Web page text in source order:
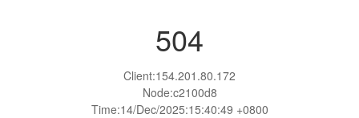
504
Client:154.201.80.172
Node:c2100d8
Time:14/Dec/2025:15:40:49 +0800